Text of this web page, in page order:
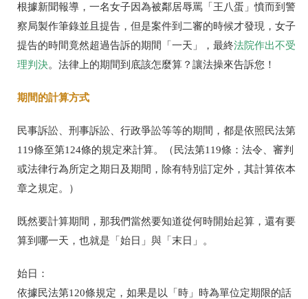
根據新聞報導，一名女子因為被鄰居辱罵「王八蛋」憤而到警
察局製作筆錄並且提告，但是案件到二審的時候才發現，女子
提告的時間竟然超過告訴的期間「一天」，最終法院作出不受
理判決。法律上的期間到底該怎麼算？讓法操來告訴您！
期間的計算方式
民事訴訟、刑事訴訟、行政爭訟等等的期間，都是依照民法第
119條至第124條的規定來計算。（民法第119條：法令、審判
或法律行為所定之期日及期間，除有特別訂定外，其計算依本
章之規定。）
既然要計算期間，那我們當然要知道從何時開始起算，還有要
算到哪一天，也就是「始日」與「末日」。
始日：
依據民法第120條規定，如果是以「時」時為單位定期限的話